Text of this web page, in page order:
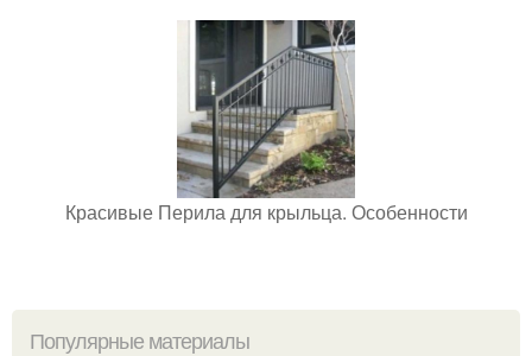
Красивые Перила для крыльца. Особенности
Популярные материалы